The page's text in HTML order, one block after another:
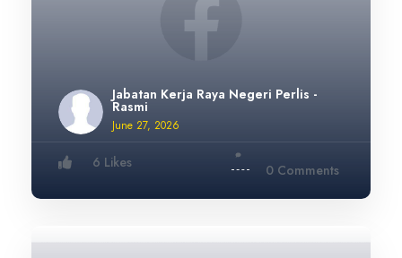
Jabatan Kerja Raya Negeri Perlis -
Rasmi
June 27, 2026
6 Likes 0 Comments